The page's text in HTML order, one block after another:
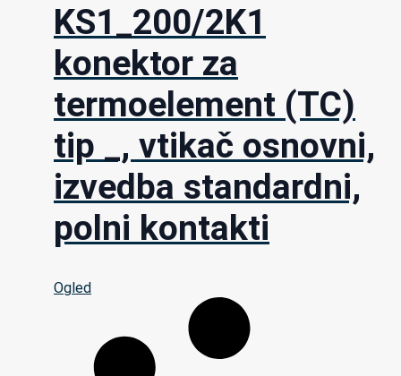
KS1_200/2K1
konektor za
termoelement (TC)
tip _, vtikač osnovni,
izvedba standardni,
polni kontakti
Ogled